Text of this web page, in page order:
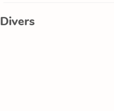
Divers